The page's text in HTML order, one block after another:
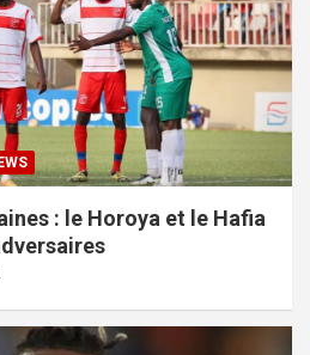
: le Horoya et le Hafia